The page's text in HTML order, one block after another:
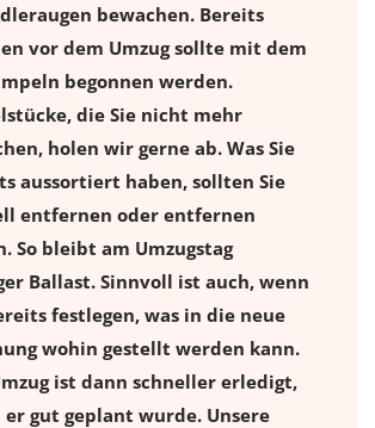
bewachen. Bereits
vor dem Umzug sollte mit dem
begonnen werden.
die Sie nicht mehr
holen wir gerne ab. Was Sie
aussortiert haben, sollten Sie
entfernen oder entfernen
So bleibt am Umzugstag
Ballast. Sinnvoll ist auch, wenn
festlegen, was in die neue
wohin gestellt werden kann.
ist dann schneller erledigt,
er gut geplant wurde. Unsere